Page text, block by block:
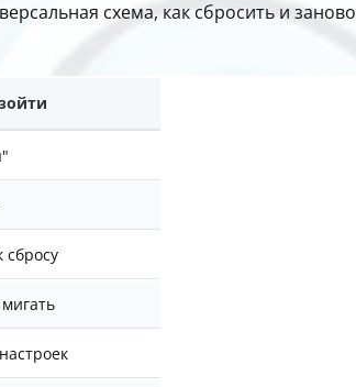
схема, как сбросить и заново
сбросу